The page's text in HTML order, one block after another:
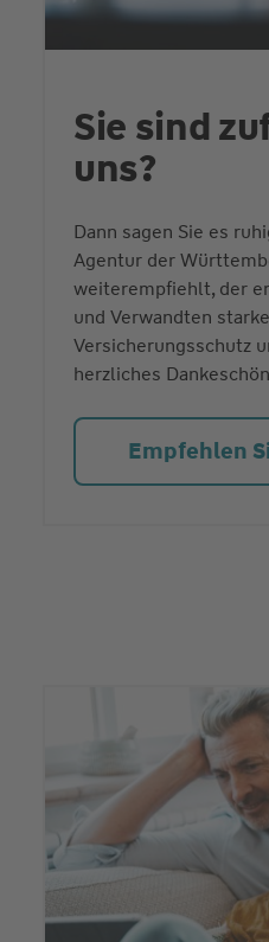
Sie sind
uns?
Dann sagen Sie es
Agentur der
weiterempfiehlt, der
und Verwandten
Versicherungsschutz
herzliches
Empfehlen